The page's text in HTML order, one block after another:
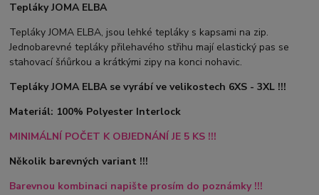
Tepláky JOMA ELBA
Tepláky JOMA ELBA, jsou lehké tepláky s kapsami na zip.
Jednobarevné tepláky přilehavého střihu mají elastický pas se
stahovací šńůrkou a krátkými zipy na konci nohavic.
Tepláky JOMA ELBA se vyrábí ve velikostech 6XS - 3XL !!!
Materiál: 100% Polyester Interlock
MINIMÁLNÍ POČET K OBJEDNÁNÍ JE 5 KS !!!
Několik barevných variant !!!
Barevnou kombinaci napište prosím do poznámky !!!